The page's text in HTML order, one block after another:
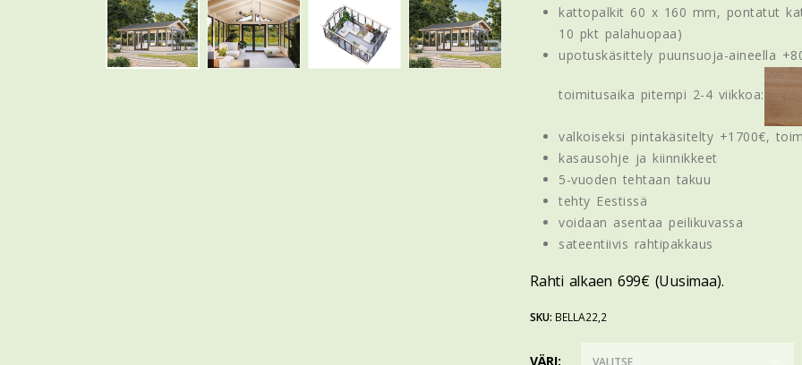
kattopalkit 60 x 160 mm, pontatut
10 pkt palahuopaa)
upotuskäsittely puunsuoja-aineella
toimitusaika pitempi 2-4 viikkoa:
valkoiseksi pintakäsitelty +1700€,
kasausohje ja kiinnikkeet
5-vuoden tehtaan takuu
tehty Eestissä
voidaan asentaa peilikuvassa
sateentiivis rahtipakkaus
Rahti alkaen 699€ (Uusimaa).
SKU: BELLA22,2
VÄRI